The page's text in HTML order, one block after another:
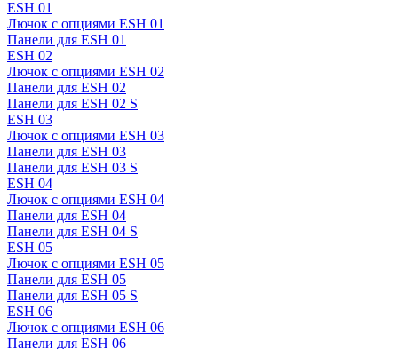
ESH 01
Лючок с опциями ESH 01
Панели для ESH 01
ESH 02
Лючок с опциями ESH 02
Панели для ESH 02
Панели для ESH 02 S
ESH 03
Лючок с опциями ESH 03
Панели для ESH 03
Панели для ESH 03 S
ESH 04
Лючок с опциями ESH 04
Панели для ESH 04
Панели для ESH 04 S
ESH 05
Лючок с опциями ESH 05
Панели для ESH 05
Панели для ESH 05 S
ESH 06
Лючок с опциями ESH 06
Панели для ESH 06